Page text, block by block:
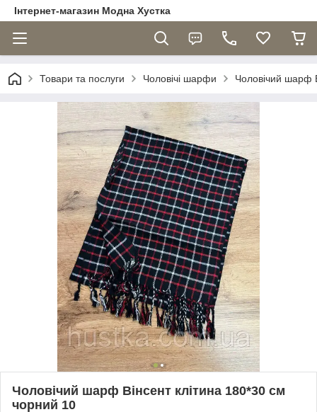
Інтернет-магазин Модна Хустка
Товари та послуги Чоловічі шарфи Чоловічий шарф
Чоловічий шарф Вінсент клітина 180*30 см
чорний 10